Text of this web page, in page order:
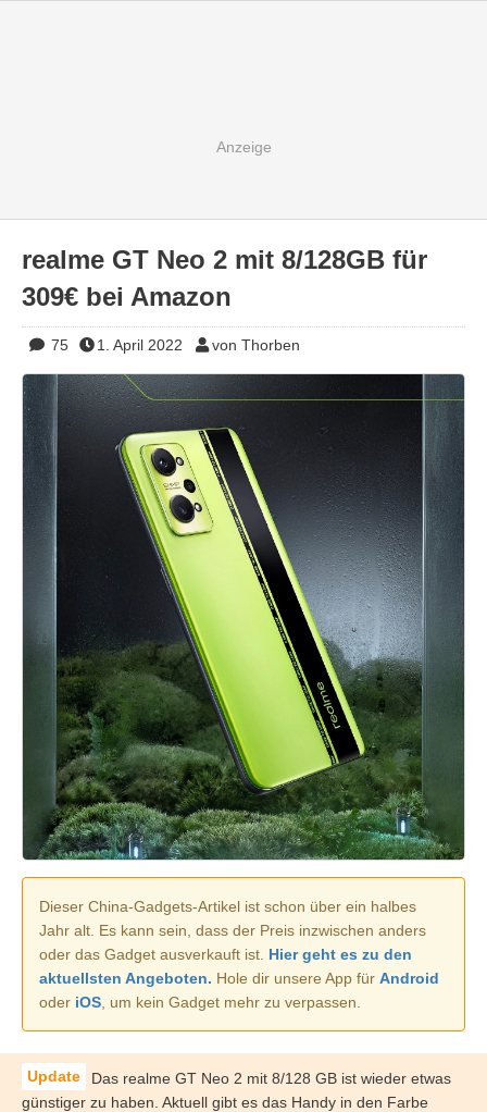
realme GT Neo 2 mit 8/128GB für
309€ bei Amazon
75 1. April 2022 von Thorben
Dieser China-Gadgets-Artikel ist schon über ein halbes
Jahr alt. Es kann sein, dass der Preis inzwischen anders
oder das Gadget ausverkauft ist. Hier geht es zu den
aktuellsten Angeboten. Hole dir unsere App für Android
oder iOS , um kein Gadget mehr zu verpassen.
Das realme GT Neo 2 mit 8/128 GB ist wieder etwas
günstiger zu haben. Aktuell gibt es das Handy in den Farbe